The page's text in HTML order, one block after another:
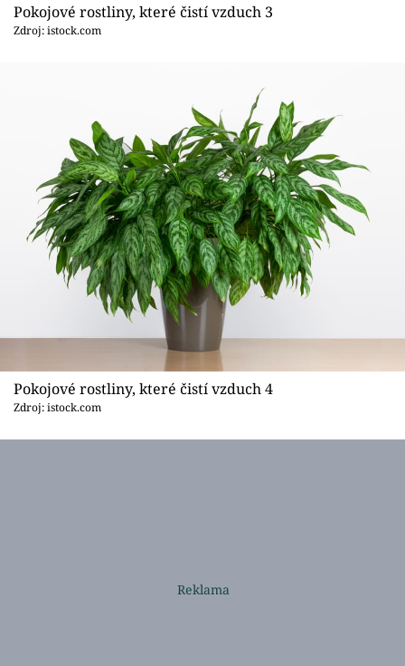
Pokojové rostliny, které čistí vzduch 3
Zdroj: istock.com
Pokojové rostliny, které čistí vzduch 4
Zdroj: istock.com